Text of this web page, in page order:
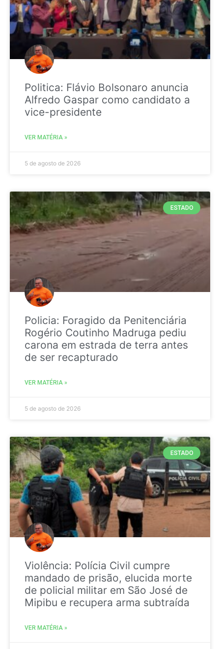
Politica: Flávio Bolsonaro anuncia
Alfredo Gaspar como candidato a
vice-presidente
VER MATÉRIA »
5 de agosto de 2026
ESTADO
Policia: Foragido da Penitenciária
Rogério Coutinho Madruga pediu
carona em estrada de terra antes
de ser recapturado
VER MATÉRIA »
5 de agosto de 2026
ESTADO
Violência: Polícia Civil cumpre
mandado de prisão, elucida morte
de policial militar em São José de
Mipibu e recupera arma subtraída
VER MATÉRIA »